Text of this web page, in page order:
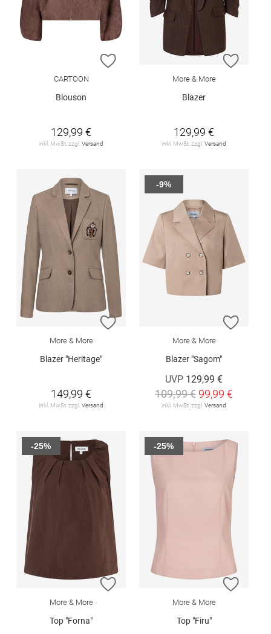
ZUR WUNSCHLISTE HINZUFÜGEN
CARTOON
Blouson
129,99 €
inkl. MwSt. zzgl.Versand
ZUR
More & More
Blazer
129,99 €
inkl. MwSt. zzgl.Versand
ZUR WUNSCHLISTE HINZUFÜGEN
More & More
Blazer "Heritage"
149,99 €
inkl. MwSt. zzgl. Versand
ZUR
More & More
Blazer "Sagom"
UVP 129,99 €
109,99 € 99,99 €
inkl. MwSt. zzgl. Versand
-9%
ZUR WUNSCHLISTE HINZUFÜGEN
More & More
Top "Forna"
-25%
ZUR
More & More
Top "Firu"
-25%